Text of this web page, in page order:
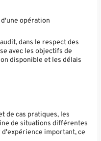
opération
dans le respect des
avec les objectifs de
disponible et les délais
de cas pratiques, les
de situations différentes
important, ce